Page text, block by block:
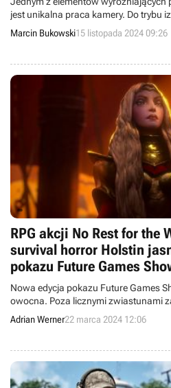
jest unikalna praca kamery. Do trybu
doszedł jeszcze widok z boku.
Marcin Bukowski15 listopada 2024 09:26
RPG akcji No Rest for the
survival horror Holstin
pokazu Future Games
Nowa edycja pokazu Future Games
owocna. Poza licznymi zwiastunami
obiecujących tytułów i podano daty
Adrian Werner22 marca 2024 12:06